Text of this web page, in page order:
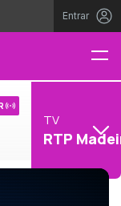
Entrar
TV
RTP